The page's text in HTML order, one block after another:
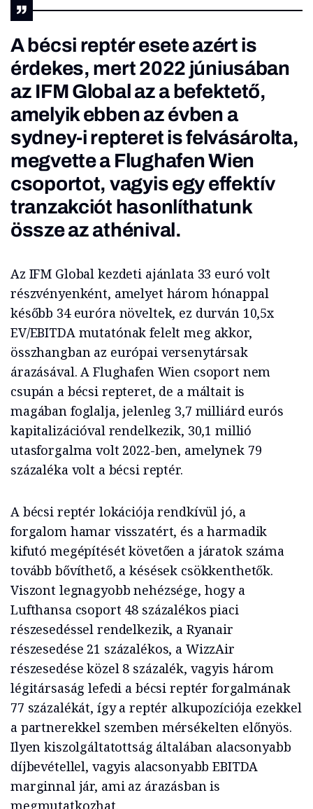
A bécsi reptér esete azért is
érdekes, mert 2022 júniusában
az IFM Global az a befektető,
amelyik ebben az évben a
sydney-i repteret is felvásárolta,
megvette a Flughafen Wien
csoportot, vagyis egy effektív
tranzakciót hasonlíthatunk
össze az athénival.
Az IFM Global kezdeti ajánlata 33 euró volt
részvényenként, amelyet három hónappal
később 34 euróra növeltek, ez durván 10,5x
EV/EBITDA mutatónak felelt meg akkor,
összhangban az európai versenytársak
árazásával. A Flughafen Wien csoport nem
csupán a bécsi repteret, de a máltait is
magában foglalja, jelenleg 3,7 milliárd eurós
kapitalizációval rendelkezik, 30,1 millió
utasforgalma volt 2022-ben, amelynek 79
százaléka volt a bécsi reptér.
A bécsi reptér lokációja rendkívül jó, a
forgalom hamar visszatért, és a harmadik
kifutó megépítését követően a járatok száma
tovább bővíthető, a késések csökkenthetők.
Viszont legnagyobb nehézsége, hogy a
Lufthansa csoport 48 százalékos piaci
részesedéssel rendelkezik, a Ryanair
részesedése 21 százalékos, a WizzAir
részesedése közel 8 százalék, vagyis három
légitársaság lefedi a bécsi reptér forgalmának
77 százalékát, így a reptér alkupozíciója ezekkel
a partnerekkel szemben mérsékelten előnyös.
Ilyen kiszolgáltatottság általában alacsonyabb
díjbevétellel, vagyis alacsonyabb EBITDA
marginnal jár, ami az árazásban is
megmutatkozhat.